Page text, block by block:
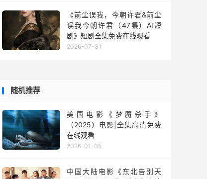
《前尘误我，今朝许君&前尘
误我今朝许君（47集）AI短
剧》短剧全集免费在线观看
2026-07-31
随机推荐
美国电影《梦魇杀手》
（2025）电影|全集高清免费
在线观看
2026-01-05
中国大陆电影《东北告别天